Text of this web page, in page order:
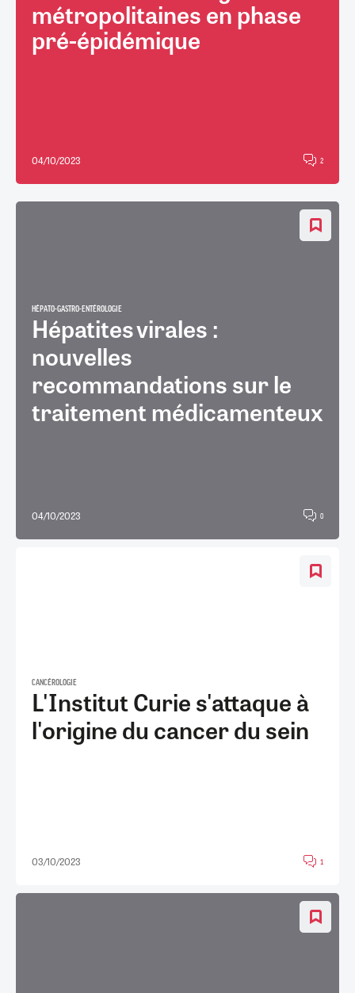
métropolitaines en phase
pré-épidémique
04/10/2023 2
HÉPATO-GASTRO-ENTÉROLOGIE
Hépatites virales :
nouvelles
recommandations sur le
traitement médicamenteux
04/10/2023 0
CANCÉROLOGIE
L'Institut Curie s'attaque à
l'origine du cancer du sein
03/10/2023 1